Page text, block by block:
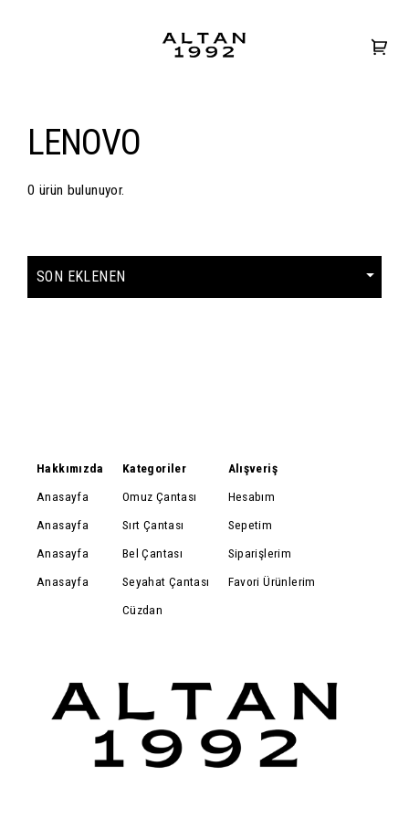
LENOVO
0 ürün bulunuyor.
Hakkımızda
Anasayfa
Anasayfa
Anasayfa
Anasayfa
Kategoriler
Omuz Çantası
Sırt Çantası
Bel Çantası
Seyahat Çantası
Cüzdan
Alışveriş
Hesabım
Sepetim
Siparişlerim
Favori Ürünlerim